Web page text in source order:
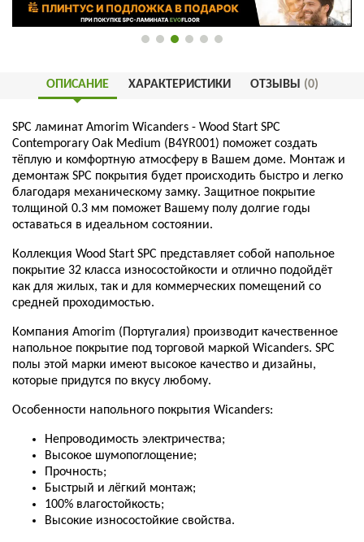
ОПИСАНИЕ ХАРАКТЕРИСТИКИ ОТЗЫВЫ (0)
SPC ламинат Amorim Wicanders - Wood Start SPC
Contemporary Oak Medium (B4YR001) поможет создать
тёплую и комфортную атмосферу в Вашем доме. Монтаж и
демонтаж SPC покрытия будет происходить быстро и легко
благодаря механическому замку. Защитное покрытие
толщиной 0.3 мм поможет Вашему полу долгие годы
оставаться в идеальном состоянии.
Коллекция Wood Start SPC представляет собой напольное
покрытие 32 класса износостойкости и отлично подойдёт
как для жилых, так и для коммерческих помещений со
средней проходимостью.
Компания Amorim (Португалия) производит качественное
напольное покрытие под торговой маркой Wicanders. SPC
полы этой марки имеют высокое качество и дизайны,
которые придутся по вкусу любому.
Особенности напольного покрытия Wicanders:
Непроводимость электричества;
Высокое шумопоглощение;
Прочность;
Быстрый и лёгкий монтаж;
100% влагостойкость;
Высокие износостойкие свойства.